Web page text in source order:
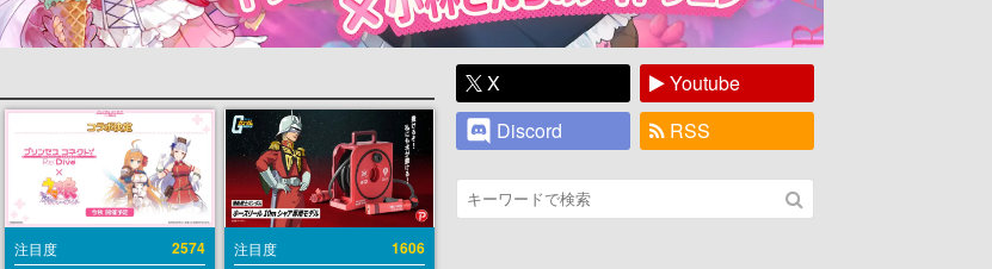
注目度 2574 注目度 1606
X
Youtube
Discord
RSS